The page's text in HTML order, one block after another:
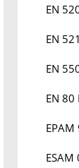
EN
EN
EN
EN 80